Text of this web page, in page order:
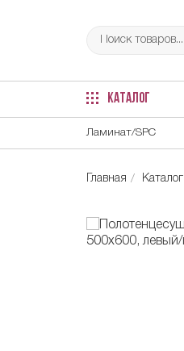
КАТАЛОГ
Ламинат/SPC
Главная Каталог